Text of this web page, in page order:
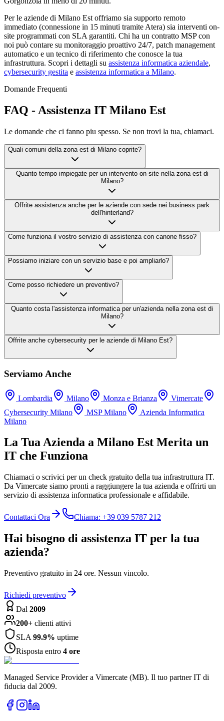
Per le aziende di Milano Est offriamo sia supporto remoto
immediato (connessione in 15 minuti tramite Atera) sia interventi on-
site programmati con SLA garantiti. Chi ha un contratto MSP con
noi può contare su monitoraggio proattivo 24/7, patch management
automatico e un tecnico di riferimento che conosce la tua
infrastruttura. Scopri i dettagli su assistenza informatica aziendale,
cybersecurity gestita e assistenza informatica a Milano.
Domande Frequenti
FAQ - Assistenza IT Milano Est
Le domande che ci fanno piu spesso. Se non trovi la tua, chiamaci.
Quali comuni della zona est di Milano coprite?
Quanto tempo impiegate per un intervento on-site nella zona est di
Milano?
Offrite assistenza anche per le aziende con sede nei business park
dell'hinterland?
Come funziona il vostro servizio di assistenza con canone fisso?
Possiamo iniziare con un servizio base e poi ampliarlo?
Come posso richiedere un preventivo?
Quanto costa l'assistenza informatica per un'azienda nella zona est di
Milano?
Offrite anche cybersecurity per le aziende di Milano Est?
Serviamo Anche
Lombardia Milano Monza e Brianza
Vimercate
Cybersecurity Milano
MSP Milano
Azienda Informatica
Milano
La Tua Azienda a Milano Est Merita un
IT che Funziona
Chiamaci o scrivici per un check gratuito della tua infrastruttura IT.
Da Vimercate siamo pronti a raggiungere la tua azienda e offrirti un
servizio di assistenza informatica professionale e affidabile.
Contattaci Ora Chiama: +39 039 5787 212
Hai bisogno di assistenza IT per la tua
azienda?
Preventivo gratuito in 24 ore. Nessun vincolo.
Richiedi preventivo
Dal 2009
200+ clienti attivi
SLA 99.9% uptime
Risposta entro 4 ore
Managed Service Provider a Vimercate (MB). Il tuo partner IT di
fiducia dal 2009.